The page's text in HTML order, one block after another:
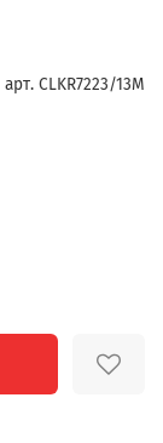
арт. CLKR7223/13M